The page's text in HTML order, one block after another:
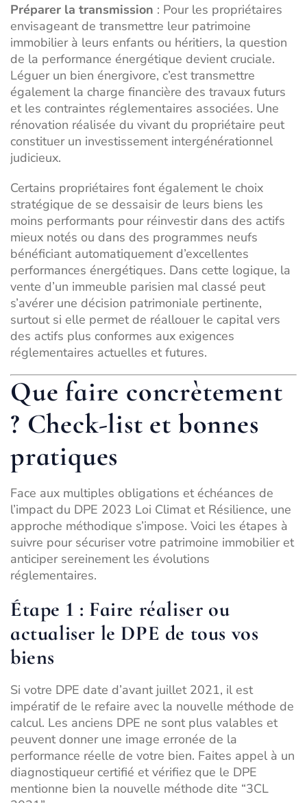
Préparer la transmission : Pour les propriétaires
envisageant de transmettre leur patrimoine
immobilier à leurs enfants ou héritiers, la question
de la performance énergétique devient cruciale.
Léguer un bien énergivore, c’est transmettre
également la charge financière des travaux futurs
et les contraintes réglementaires associées. Une
rénovation réalisée du vivant du propriétaire peut
constituer un investissement intergénérationnel
judicieux.
Certains propriétaires font également le choix
stratégique de se dessaisir de leurs biens les
moins performants pour réinvestir dans des actifs
mieux notés ou dans des programmes neufs
bénéficiant automatiquement d’excellentes
performances énergétiques. Dans cette logique, la
vente d’un immeuble parisien mal classé peut
s’avérer une décision patrimoniale pertinente,
surtout si elle permet de réallouer le capital vers
des actifs plus conformes aux exigences
réglementaires actuelles et futures.
Que faire concrètement
? Check-list et bonnes
pratiques
Face aux multiples obligations et échéances de
l’impact du DPE 2023 Loi Climat et Résilience, une
approche méthodique s’impose. Voici les étapes à
suivre pour sécuriser votre patrimoine immobilier et
anticiper sereinement les évolutions
réglementaires.
Étape 1 : Faire réaliser ou
actualiser le DPE de tous vos
biens
Si votre DPE date d’avant juillet 2021, il est
impératif de le refaire avec la nouvelle méthode de
calcul. Les anciens DPE ne sont plus valables et
peuvent donner une image erronée de la
performance réelle de votre bien. Faites appel à un
diagnostiqueur certifié et vérifiez que le DPE
mentionne bien la nouvelle méthode dite “3CL